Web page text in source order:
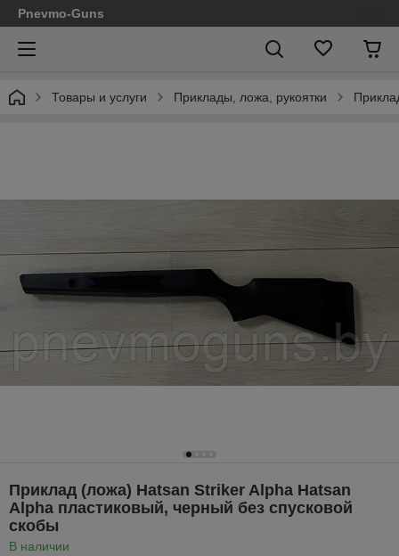
Pnevmo-Guns
Товары и услуги Приклады, ложа, рукоятки
Приклад (ложа) Hatsan Striker Alpha Hatsan
Alpha пластиковый, черный без спусковой
скобы
В наличии